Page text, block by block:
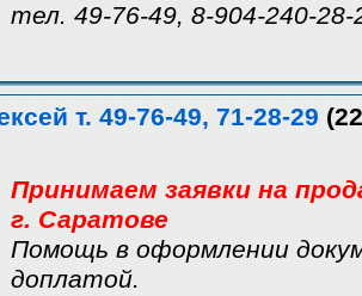
тел. 49-76-49, 8-904-240-28-
т. 49-76-49, 71-28-29
Принимаем заявки на
г. Саратове
Помощь в оформлении
доплатой.